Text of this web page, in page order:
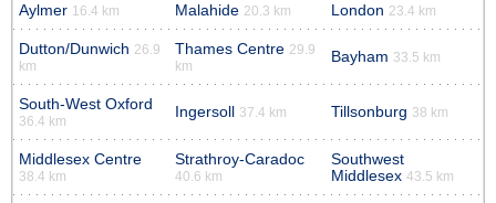
Aylmer 16.4 km Malahide 20.3 km London 23.4 km
Dutton/Dunwich 26.9
km
Thames Centre 29.9
km
Bayham 33.5 km
South-West Oxford
36.4 km
Ingersoll 37.4 km Tillsonburg 38 km
Middlesex Centre
38.4 km
Strathroy-Caradoc
40.6 km
Southwest
Middlesex 43.5 km